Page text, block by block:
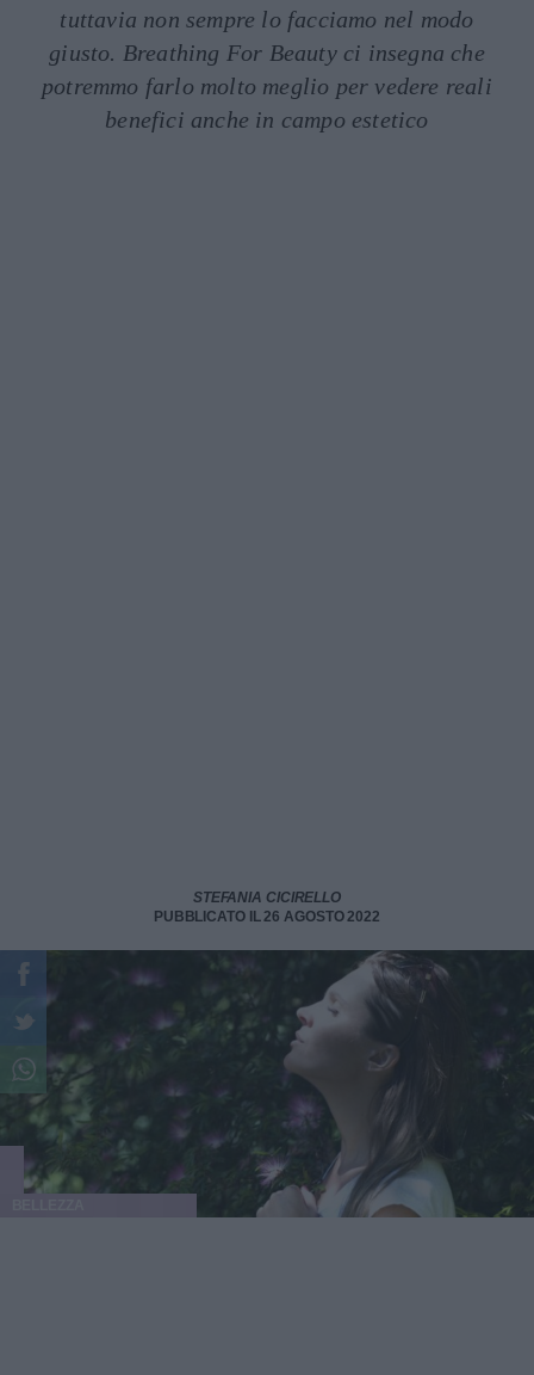
tuttavia non sempre lo facciamo nel modo
giusto. Breathing For Beauty ci insegna che
potremmo farlo molto meglio per vedere reali
benefici anche in campo estetico
STEFANIA CICIRELLO
PUBBLICATO IL 26 AGOSTO 2022